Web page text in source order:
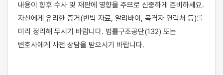
내용이 향후 수사 및 재판에 영향을 주므로 신중하게 준비하세요.
자신에게 유리한 증거(반박 자료, 알리바이, 목격자 연락처 등)를
미리 정리해 두시기 바랍니다. 법률구조공단(132) 또는
변호사에게 사전 상담을 받으시기 바랍니다.